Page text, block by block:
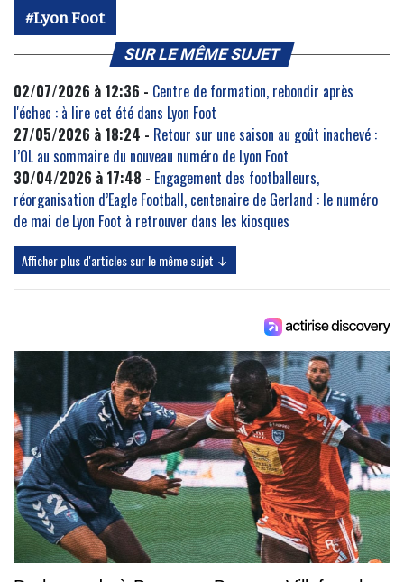
Lyon Foot
SUR LE MÊME SUJET
02/07/2026 à 12:36 - Centre de formation, rebondir après
l'échec : à lire cet été dans Lyon Foot
27/05/2026 à 18:24 - Retour sur une saison au goût inachevé :
l’OL au sommaire du nouveau numéro de Lyon Foot
30/04/2026 à 17:48 - Engagement des footballeurs,
réorganisation d’Eagle Football, centenaire de Gerland : le numéro
de mai de Lyon Foot à retrouver dans les kiosques
Afficher plus d'articles sur le même sujet ↓